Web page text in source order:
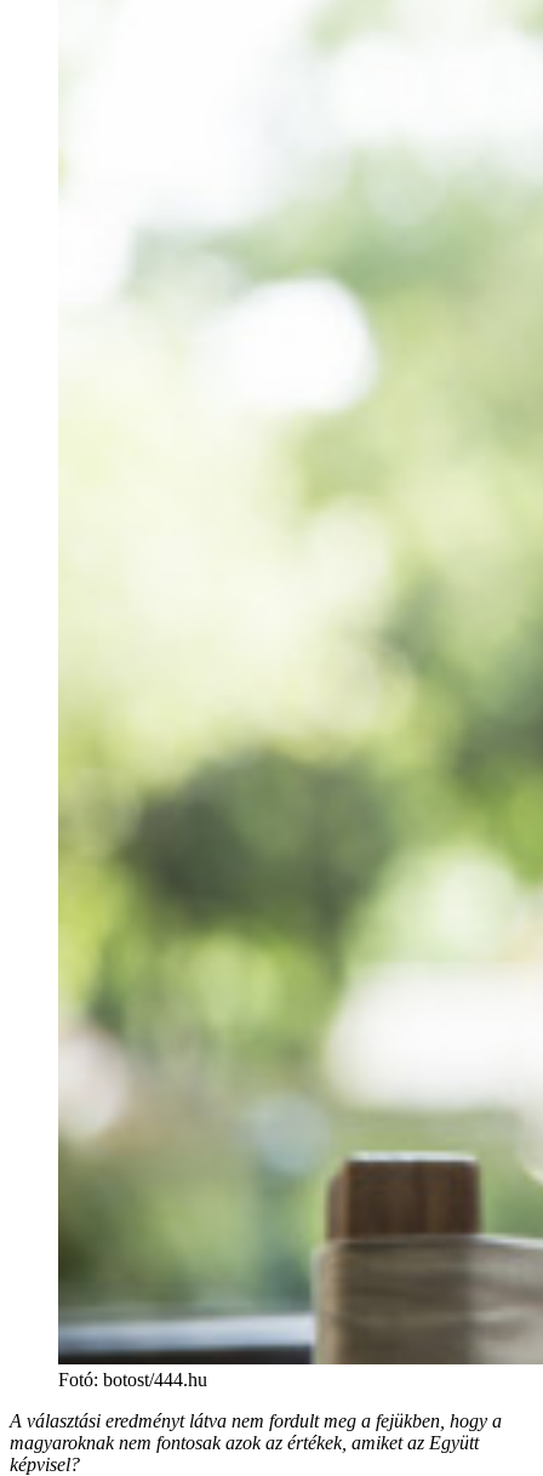
Fotó: botost/444.hu
A választási eredményt látva nem fordult meg a fejükben, hogy a
magyaroknak nem fontosak azok az értékek, amiket az Együtt
képvisel?